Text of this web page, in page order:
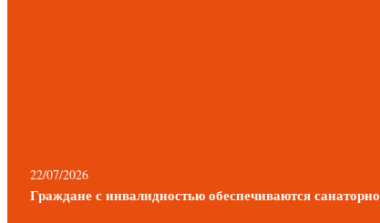
22/07/2026
Граждане с инвалидностью обеспечиваются